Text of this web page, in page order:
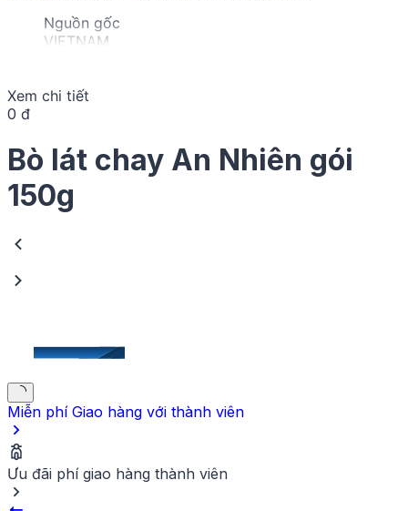
Nguồn gốc
VIETNAM
Ngày hết hạn
Xem chi tiết
0 đ
Bò lát chay An Nhiên gói
150g
Miễn phí Giao hàng với thành viên
Ưu đãi phí giao hàng thành viên